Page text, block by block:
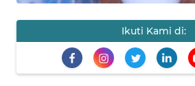
Ikuti Kami di:
SERBA-SERBI
PENDIDIKAN